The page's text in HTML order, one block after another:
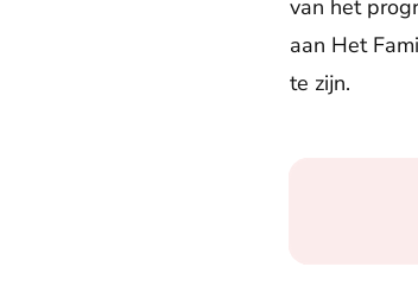
van het
aan Het
te zijn.